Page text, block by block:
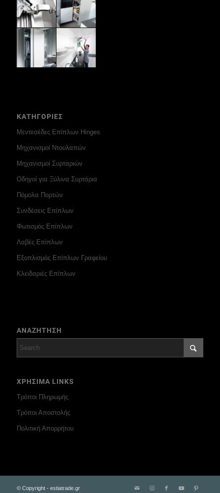
ΚΑΤΗΓΟΡΙΕΣ
Μεντεσέδες Επίπλων Hinges
Μηχανισμοί Ντουλαπών
Μηχανισμοί Συρταριών
Οδηγοί για Ξύλινα Συρτάρια
Πόμολα Πορτών
Συνδέσεις Επίπλων
Φωτισμός Επίπλων
Λαβές Επίπλων
Εξοπλισμός Επίπλων Γραφείου
Κλειδαριές Επίπλων
ΑΝΑΖΗΤΗΣΗ
ΧΡΗΣΙΜΑ LINKS
Τρόποι Πληρωμής
Τρόποι Αποστολής
Πολιτική Απορρήτου
© Copyright - estiatrade.gr